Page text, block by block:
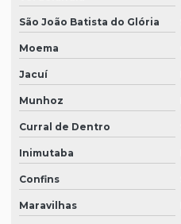
São João Batista do Glória
Moema
Jacuí
Munhoz
Curral de Dentro
Inimutaba
Confins
Maravilhas